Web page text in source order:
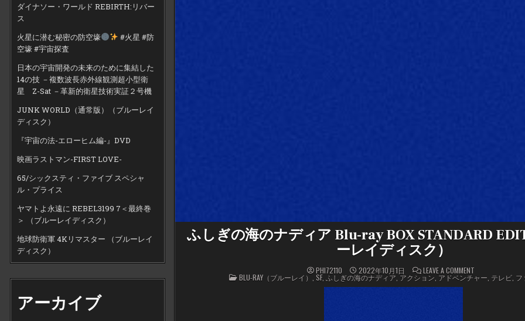
ダイナソー・ワールド REBIRTH:リバー
ス
火星に潜む秘密の防空壕
#火星 #防
空壕 #宇宙探査
日本の宇宙開発の未来のために集結した
14の技 －複数波長赤外線観測超小型衛
星 Z-Sat －革新的衛星技術実証２号機
JUNK WORLD（通常版）（ブルーレイ
ディスク）
『宇宙の法-エローヒム編-』DVD
映画ラストマン-FIRST LOVE-
65/シックスティ・ファイブ スペシャ
ル・プライス
ヤマトよ永遠に REBEL3199 7＜最終巻
＞ （ブルーレイディスク）
地球防衛軍 4Kリマスター （ブルーレイ
ディスク）
アーカイブ
ふしぎの海のナディア Blu-ray BOX STANDARD
ーレイディスク）
PHI72110 2022年10月1日 LEAVE A COMMENTON
ふ
し
POSTED
IN
BLU-RAY（ブルーレイ） ,SF,ふしぎの海のナディア,アクション,アドベンチャー テレビ フ